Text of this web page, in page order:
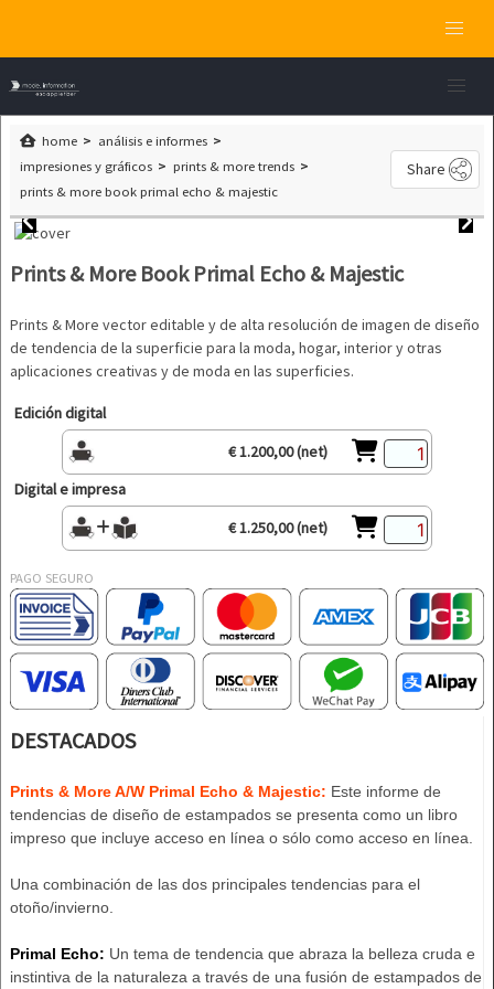
home
análisis e informes
impresiones y gráficos
prints & more trends
prints & more book primal echo & majestic
Share
Prints & More Book Primal Echo & Majestic
Prints & More vector editable y de alta resolución de imagen de diseño
de tendencia de la superficie para la moda, hogar, interior y otras
aplicaciones creativas y de moda en las superficies.
Edición digital
€ 1.200,00 (net)
Digital e impresa
€ 1.250,00 (net)
PAGO SEGURO
DESTACADOS
Prints & More A/W Primal Echo & Majestic: Este informe de
tendencias de diseño de estampados se presenta como un libro
impreso que incluye acceso en línea o sólo como acceso en línea.
Una combinación de las dos principales tendencias para el
otoño/invierno.
Primal Echo: Un tema de tendencia que abraza la belleza cruda e
instintiva de la naturaleza a través de una fusión de estampados de